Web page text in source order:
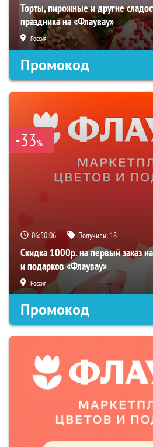
Торты, пирожные и другие
праздника на «Флаувау»
Россия
Промокод
-33%
06:50:05 Получили: 18
Скидка 1000р. на первый заказ
и подарков «Флаувау»
Россия
Промокод